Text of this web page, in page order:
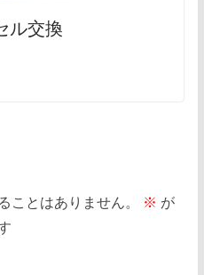
ル交換
ことはありません。 ※ が